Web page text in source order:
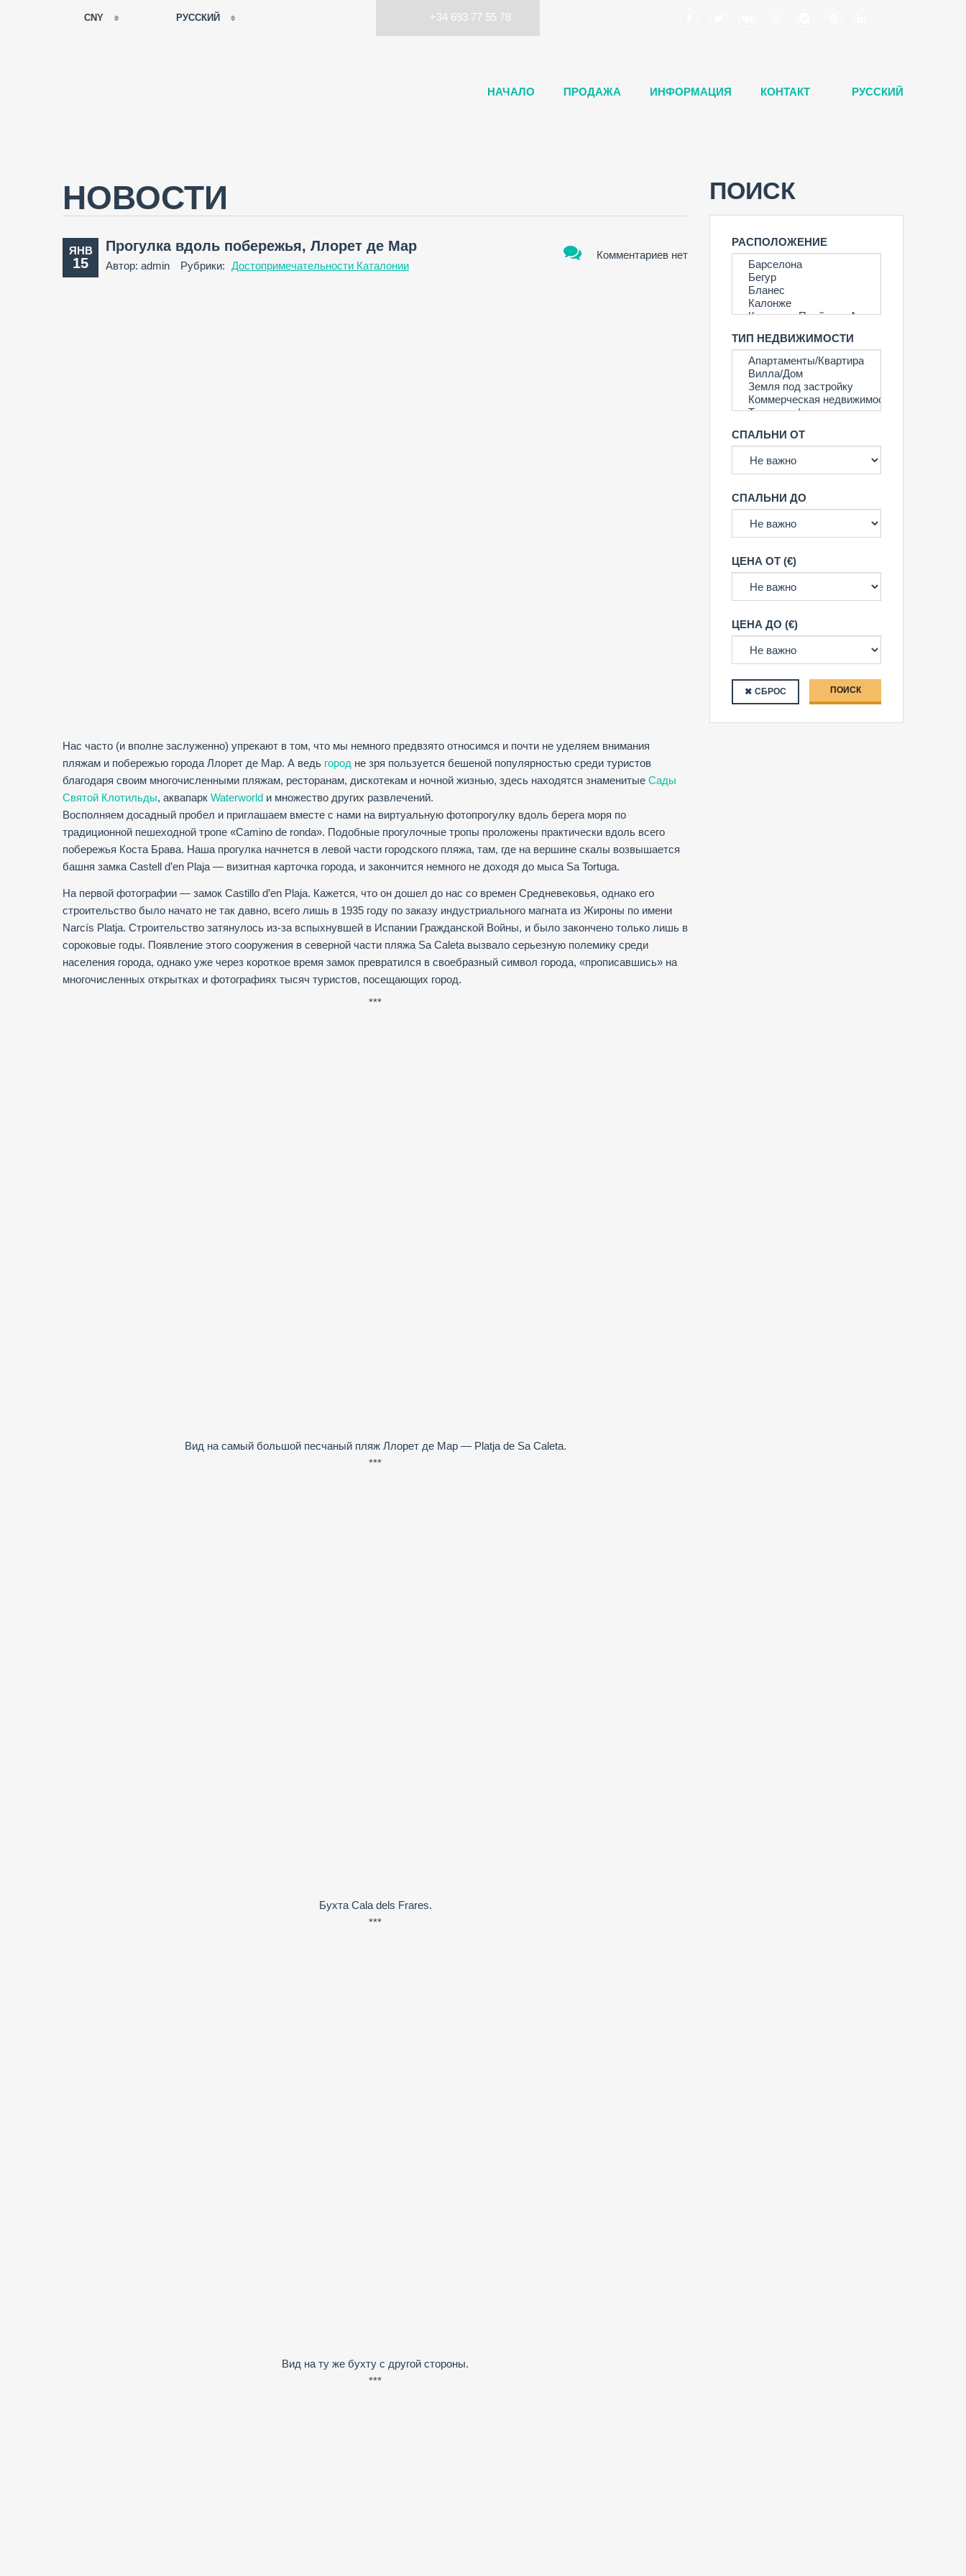
CNY РУССКИЙ +34 693 77 55 78
НАЧАЛО ПРОДАЖА ИНФОРМАЦИЯ КОНТАКТ РУССКИЙ
НОВОСТИ
ЯНВ
15
Комментариев нет
Прогулка вдоль побережья, Ллорет де Мар
Автор: admin Рубрики: Достопримечательности Каталонии
Нас часто (и вполне заслуженно) упрекают в том, что мы немного предвзято относимся и почти не уделяем внимания
пляжам и побережью города Ллорет де Мар. А ведь город не зря пользуется бешеной популярностью среди туристов
благодаря своим многочисленными пляжам, ресторанам, дискотекам и ночной жизнью, здесь находятся знаменитые Сады
Святой Клотильды, аквапарк Waterworld и множество других развлечений.
Восполняем досадный пробел и приглашаем вместе с нами на виртуальную фотопрогулку вдоль берега моря по
традиционной пешеходной тропе «Сamino de ronda». Подобные прогулочные тропы проложены практически вдоль всего
побережья Коста Брава. Наша прогулка начнется в левой части городского пляжа, там, где на вершине скалы возвышается
башня замка Castell d’en Plaja — визитная карточка города, и закончится немного не доходя до мыса Sa Tortuga.
На первой фотографии — замок Castillo d’en Plaja. Кажется, что он дошел до нас со времен Средневековья, однако его
строительство было начато не так давно, всего лишь в 1935 году по заказу индустриального магната из Жироны по имени
Narcís Platja. Строительство затянулось из-за вспыхнувшей в Испании Гражданской Войны, и было закончено только лишь в
сороковые годы. Появление этого сооружения в северной части пляжа Sa Caleta вызвало серьезную полемику среди
населения города, однако уже через короткое время замок превратился в своебразный символ города, «прописавшись» на
многочисленных открытках и фотографиях тысяч туристов, посещающих город.
***
Вид на самый большой песчаный пляж Ллорет де Мар — Platja de Sa Caleta.
***
Бухта Cala dels Frares.
***
Вид на ту же бухту с другой стороны.
***
ПОИСК
РАСПОЛОЖЕНИЕ
ТИП НЕДВИЖИМОСТИ
СПАЛЬНИ ОТ
СПАЛЬНИ ДО
ЦЕНА ОТ (€)
ЦЕНА ДО (€)
СБРОС ПОИСК